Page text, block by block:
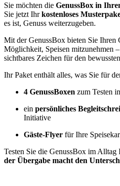
Sie möchten die GenussBox in
Sie jetzt Ihrkostenloses
es ist, Genuss weiterzugeben.
Mit der GenussBox bieten Sie Ihren
Möglichkeit, Speisen mitzunehmen
sichtbares Zeichen für den
Ihr Paket enthält alles, was Sie für
4 GenussBoxen zum Testen
ein persönliches
Initiative
Gäste-Flyer für Ihre
Testen Sie die GenussBox im Alltag
der Übergabe macht den